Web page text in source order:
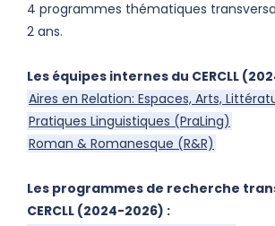
4 programmes thématiques
2 ans.
Les équipes internes du CERCLL
Aires en Relation: Espaces, Arts,
Pratiques Linguistiques (PraLing)
Roman & Romanesque (R&R)
Les programmes de recherche
CERCLL (2024-2026) :